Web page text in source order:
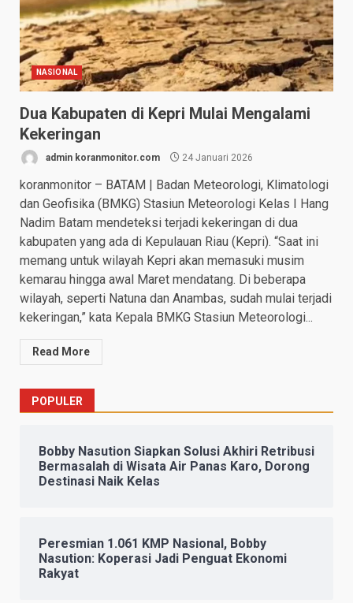
NASIONAL
Dua Kabupaten di Kepri Mulai Mengalami
Kekeringan
admin koranmonitor.com 24 Januari 2026
koranmonitor – BATAM | Badan Meteorologi, Klimatologi
dan Geofisika (BMKG) Stasiun Meteorologi Kelas I Hang
Nadim Batam mendeteksi terjadi kekeringan di dua
kabupaten yang ada di Kepulauan Riau (Kepri). “Saat ini
memang untuk wilayah Kepri akan memasuki musim
kemarau hingga awal Maret mendatang. Di beberapa
wilayah, seperti Natuna dan Anambas, sudah mulai terjadi
kekeringan,” kata Kepala BMKG Stasiun Meteorologi...
Read More
POPULER
Bobby Nasution Siapkan Solusi Akhiri Retribusi
Bermasalah di Wisata Air Panas Karo, Dorong
Destinasi Naik Kelas
Peresmian 1.061 KMP Nasional, Bobby
Nasution: Koperasi Jadi Penguat Ekonomi
Rakyat